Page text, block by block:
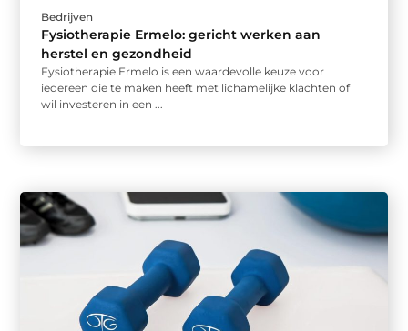
Bedrijven
Fysiotherapie Ermelo: gericht werken aan
herstel en gezondheid
Fysiotherapie Ermelo is een waardevolle keuze voor
iedereen die te maken heeft met lichamelijke klachten of
wil investeren in een ...